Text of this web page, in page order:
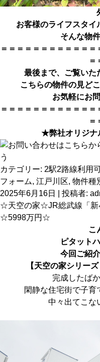
お客様のライフスタイ
そんな物
＝＝＝＝＝＝＝＝＝＝＝
＝
最後まで、ご覧いた
こちらの物件の見ど
お気軽にお
＝＝＝＝＝＝＝＝＝＝＝
＝
★弊社オリジ
カテゴリー: 2駅2路線利用
フォーム, 江戸川区, 物件種
2025年6月16日
投稿者:
☆天空の家☆JR総武線「新
☆5998万円☆
こ
ピタット
今回ご紹
【天空の家シリー
完成したば
閑静な住宅街で子育
中々出てこな